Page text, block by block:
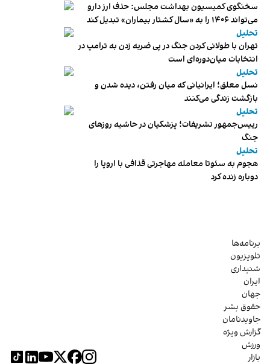
سخنگوی کمیسیون بهداشت مجلس: حذف ارز دارو
می‌تواند ۱۴۰۶ را به «سال کشتار بیماران» تبدیل کند
تحلیل
تهران با طولانی کردن جنگ در پی ضربه زدن به ترامپ در
انتخابات میان‌دوره‌ای است
تحلیل
نسل معلق؛ ایرانیانی که میان رفتن، دیده شدن و
بازگشت زندگی می‌کنند
تحلیل
رییس‌جمهور تشریفات؛ پزشکیان در حاشیه روزهای
جنگ
تحلیل
هجوم به سئوتا معامله مهاجرتی قذافی با اروپا را
دوباره زنده کرد
برنامه‌ها
تلویزیون
شنیداری
ایران
جهان
حقوق بشر
جاویدنامان
گزارش ویژه
ورزش
بازار